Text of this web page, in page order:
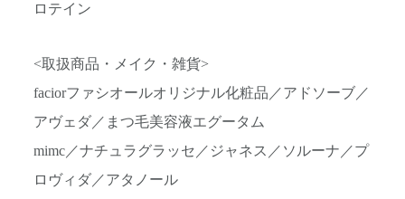
ロテイン
<取扱商品・メイク・雑貨>
faciorファシオールオリジナル化粧品／アドソーブ／
アヴェダ／まつ毛美容液エグータム
mimc／ナチュラグラッセ／ジャネス／ソルーナ／プ
ロヴィダ／アタノール